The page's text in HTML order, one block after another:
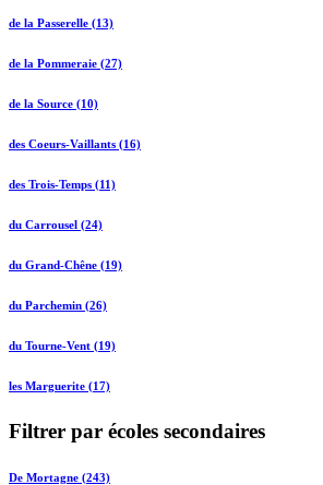
de la Passerelle (13)
de la Pommeraie (27)
de la Source (10)
des Coeurs-Vaillants (16)
des Trois-Temps (11)
du Carrousel (24)
du Grand-Chêne (19)
du Parchemin (26)
du Tourne-Vent (19)
les Marguerite (17)
Filtrer par écoles secondaires
De Mortagne (243)